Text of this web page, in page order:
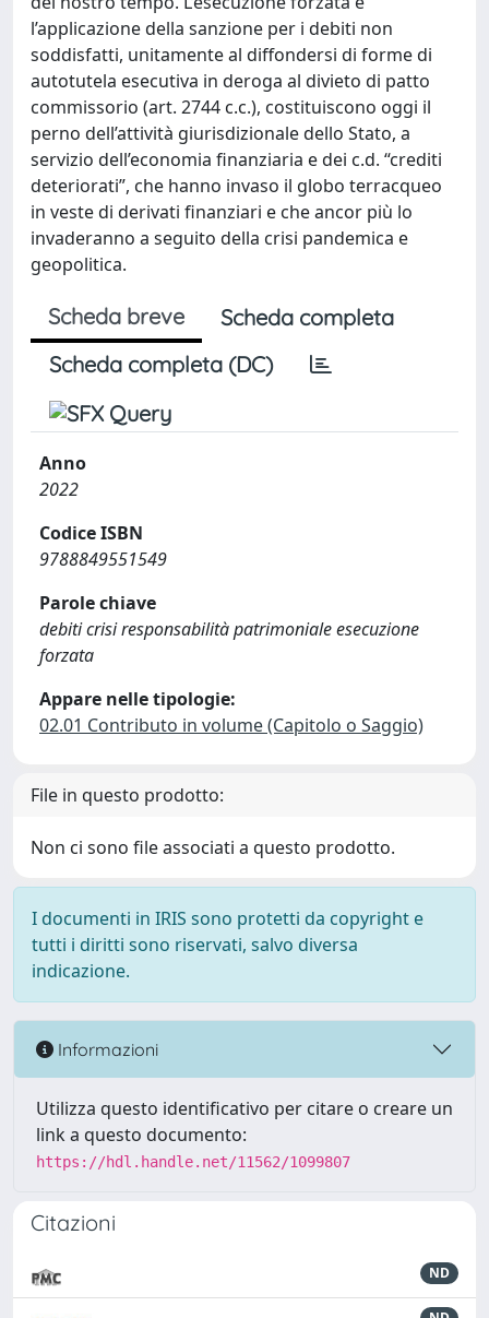
l’applicazione della sanzione per i debiti non
soddisfatti, unitamente al diffondersi di forme di
autotutela esecutiva in deroga al divieto di patto
commissorio (art. 2744 c.c.), costituiscono oggi il
perno dell’attività giurisdizionale dello Stato, a
servizio dell’economia finanziaria e dei c.d. “crediti
deteriorati”, che hanno invaso il globo terracqueo
in veste di derivati finanziari e che ancor più lo
invaderanno a seguito della crisi pandemica e
geopolitica.
Scheda breve
Scheda completa
Scheda completa (DC)
Anno
2022
Codice ISBN
9788849551549
Parole chiave
debiti crisi responsabilità patrimoniale esecuzione
forzata
Appare nelle tipologie:
02.01 Contributo in volume (Capitolo o Saggio)
File in questo prodotto:
Non ci sono file associati a questo prodotto.
I documenti in IRIS sono protetti da copyright e
tutti i diritti sono riservati, salvo diversa
indicazione.
Informazioni
Utilizza questo identificativo per citare o creare un
link a questo documento:
https://hdl.handle.net/11562/1099807
Citazioni
ND